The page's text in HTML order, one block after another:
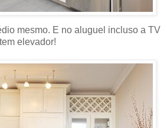
mesmo. E no aluguel incluso a TV
elevador!